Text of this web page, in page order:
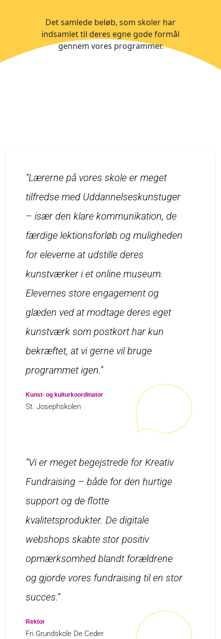
Det samlede beløb, som skoler har
indsamlet til deres egne gode formål
gennem vores programmer.
“Lærerne på vores skole er meget
tilfredse med Uddannelseskunstuger
– især den klare kommunikation, de
færdige lektionsforløb og muligheden
for eleverne at udstille deres
kunstværker i et online museum.
Elevernes store engagement og
glæden ved at modtage deres eget
kunstværk som postkort har kun
bekræftet, at vi gerne vil bruge
programmet igen.”
Kunst- og kulturkoordinator
St. Josephskolen
“Vi er meget begejstrede for Kreativ
Fundraising – både for den hurtige
support og de flotte
kvalitetsprodukter. De digitale
webshops skabte stor positiv
opmærksomhed blandt forældrene
og gjorde vores fundraising til en stor
succes.”
Rektor
Fri Grundskole De Ceder